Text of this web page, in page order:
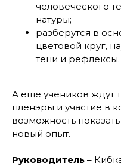
человеческого
натуры;
разберутся в
цветовой круг,
тени и рефлексы.
А ещё учеников ждут
пленэры и участие в
возможность
новый опыт.
Руководитель –